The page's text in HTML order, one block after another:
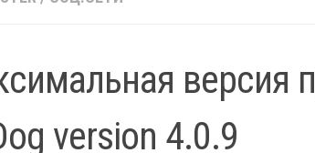
версия
version 4.0.9